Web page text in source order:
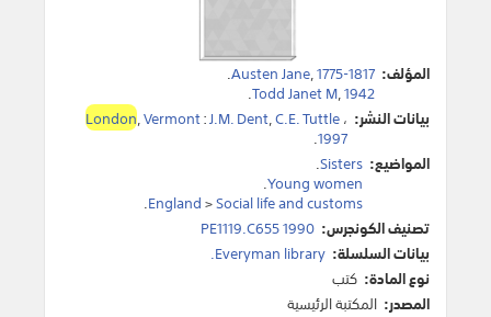
المؤلف: Austen Jane,1775-1817
.
Todd Janet M,1942
.
بيانات النشر:
London,Vermont:J.M. Dent,C.E. Tuttle،
1997
.
المواضيع: Sisters
.
Young women
.
England>Social life and customs
.
تصنيف الكونجرس: PE1119.C655 1990
بيانات السلسلة: Everyman library.
نوع المادة: كتب
المصدر: المكتبة الرئيسية